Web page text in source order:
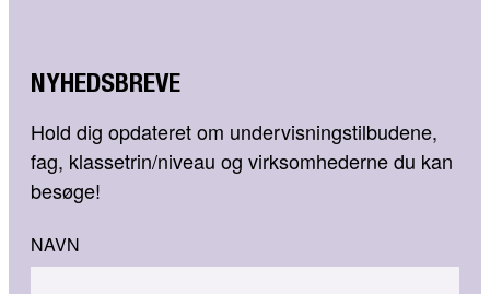
NYHEDSBREVE
Hold dig opdateret om undervisningstilbudene,
fag, klassetrin/niveau og virksomhederne du kan
besøge!
NAVN